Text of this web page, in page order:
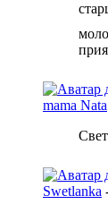
mama Nata
Swetlanka